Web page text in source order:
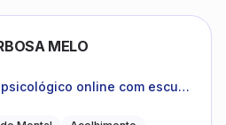
MELO
online com escuta